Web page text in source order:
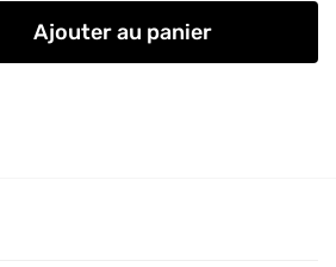
Ajouter au panier